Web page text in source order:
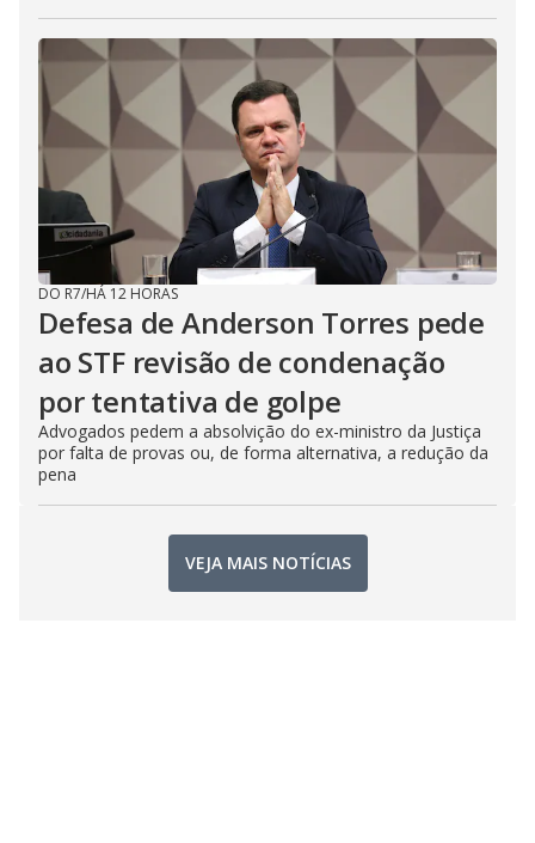
DO R7/HÁ 12 HORAS
Defesa de Anderson Torres pede
ao STF revisão de condenação
por tentativa de golpe
Advogados pedem a absolvição do ex-ministro da Justiça
por falta de provas ou, de forma alternativa, a redução da
pena
VEJA MAIS NOTÍCIAS